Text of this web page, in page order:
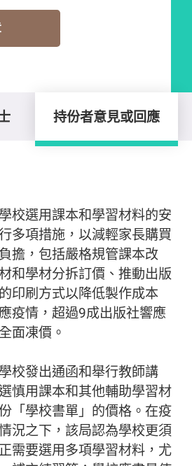
持份者意見或回應
回應
校選用課本和學習材料的安
多項措施，以減輕家長購買
擔，包括嚴格規管課本改
和學材分拆訂價、推動出版
印刷方式以降低製作成本
疫情，超過9成出版社響應
面凍價。
校發出通函和舉行教師講
慎用課本和其他輔助學習材
「學校書單」的價格。在疫
況之下，該局認為學校更須
需要選用多項學習材料，尤